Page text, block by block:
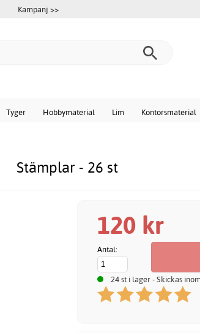
Kampanj >>
Tyger Hobbymaterial Lim Kontorsmaterial
Stämplar - 26 st
120 kr
Antal:
24 st i lager - Skickas